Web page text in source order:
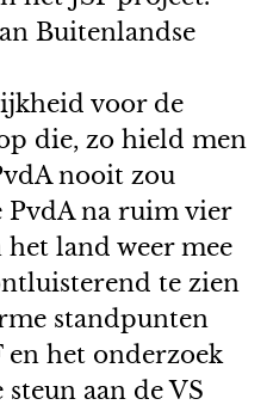
Buitenlandse
voor de
die, zo hield men
nooit zou
PvdA na ruim vier
land weer mee
te zien
standpunten
en het onderzoek
aan de VS